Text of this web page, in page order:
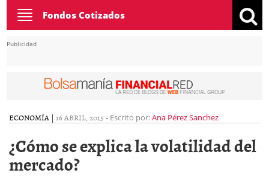
Toggle
navigation
Fondos Cotizados
Publicidad
ECONOMÍA | 16 ABRIL, 2015 - Escrito por:Ana Pérez Sanchez
¿Cómo se explica la volatilidad del
mercado?